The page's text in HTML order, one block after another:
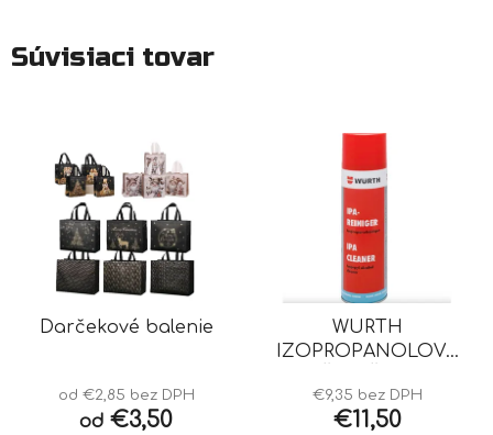
Súvisiaci tovar
Darčekové balenie
od €2,85 bez DPH
od €3,50
WURTH
IZOPROPANOLOVÝ
€9,35 bez DPH
€11,50